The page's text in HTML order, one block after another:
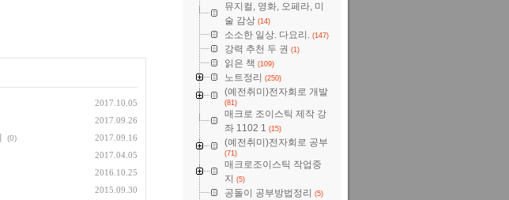
2017.10.05
2017.09.26
(0) 2017.09.16
2017.04.05
2016.10.25
2015.09.30
뮤지컬, 영화, 오페라, 미
술 감상 (14)
소소한 일상. 다요리. (147)
강력 추천 두 권 (1)
읽은 책 (109)
노트정리 (250)
(예전취미)전자회로 개발
(81)
매크로 조이스틱 제작 강
좌 1102 1 (15)
(예전취미)전자회로 공부
(71)
매크로조이스틱 작업중
지
(5)
공돌이 공부방법정리 (5)